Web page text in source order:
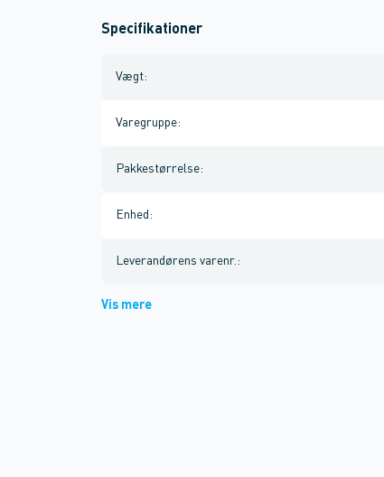
Specifikationer
Vægt:
Varegruppe:
Pakkestørrelse:
Enhed :
Leverandørens varenr. :
Vis mere